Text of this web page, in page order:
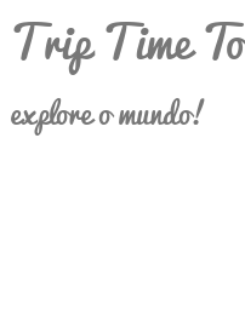
Trip Time To
explore o mundo!